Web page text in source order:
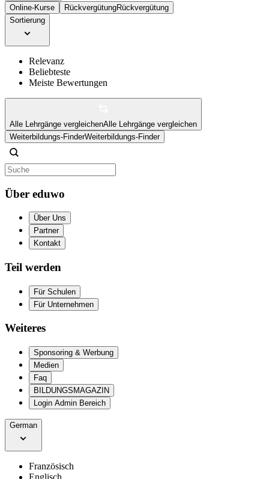
Online-Kurse RückvergütungRückvergütung
Sortierung
Relevanz
Beliebteste
Meiste Bewertungen
Alle Lehrgänge vergleichenAlle Lehrgänge vergleichen
Weiterbildungs-FinderWeiterbildungs-Finder
Über eduwo
Über Uns
Partner
Kontakt
Teil werden
Für Schulen
Für Unternehmen
Weiteres
Sponsoring & Werbung
Medien
Faq
BILDUNGSMAGAZIN
Login Admin Bereich
German
Französisch